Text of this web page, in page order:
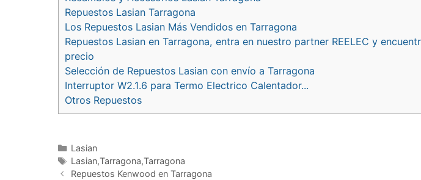
Repuestos Lasian Tarragona
Los Repuestos Lasian Más Vendidos en Tarragona
Repuestos Lasian en Tarragona, entra en nuestro partner REELEC y
precio
Selección de Repuestos Lasian con envío a Tarragona
Interruptor W2.1.6 para Termo Electrico Calentador...
Otros Repuestos
Categorías
Lasian
Etiquetas
Lasian,Tarragona,Tarragona
Navegación
Repuestos Kenwood en Tarragona